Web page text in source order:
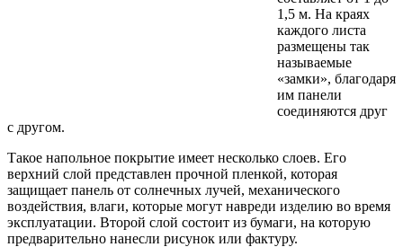
1,5 м. На краях
каждого листа
размещены так
называемые
«замки», благодаря
им панели
соединяются друг
с другом.
Такое напольное покрытие имеет несколько слоев. Его
верхний слой представлен прочной пленкой, которая
защищает панель от солнечных лучей, механического
воздействия, влаги, которые могут навреди изделию во время
эксплуатации. Второй слой состоит из бумаги, на которую
предварительно нанесли рисунок или фактуру.